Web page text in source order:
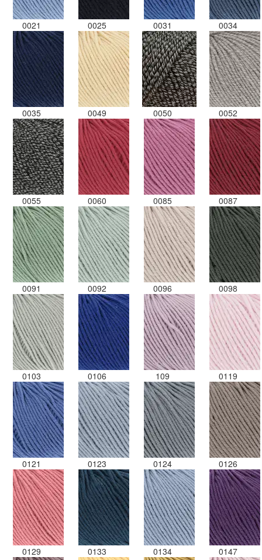
0021 0025 0031 0034
0035 0049 0050 0052
0055 0060 0085 0087
0091 0092 0096 0098
0103 0106 109 0119
0121 0123 0124 0126
0129 0133 0134 0147